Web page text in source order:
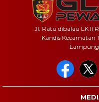
Jl. Ratu dibalau LK II
Kandis Kecamatan